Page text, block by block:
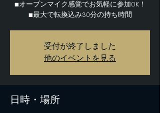
■オープンマイク感覚でお気軽に参加OK！
■最大で転換込み30分の持ち時間
受付が終了しました
他のイベントを見る
日時・場所